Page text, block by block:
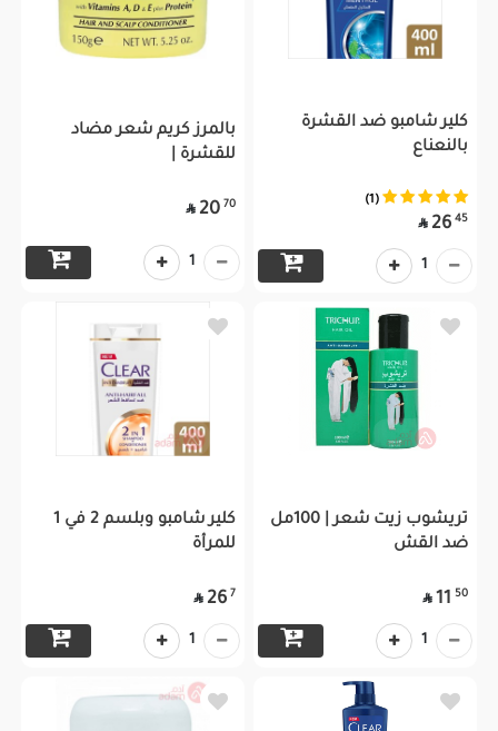
كلير شامبو ضد القشرة
بالنعناع
(1)
45
26

1
بالمرز كريم شعر مضاد
للقشرة |
70
20

1
تريشوب زيت شعر | 100مل
ضد القش
50
11

1
كلير شامبو وبلسم 2 في 1
للمرأة
7
26

1